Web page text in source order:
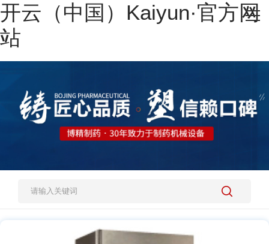
开云（中国）Kaiyun·官方网
站
网站开云（中国）Kaiyun·官方网站
热销产品
新闻资讯
人才招聘